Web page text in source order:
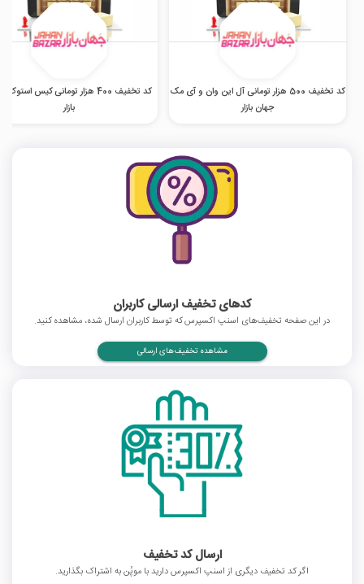
کد تخفیف 500 هزار تومانی آل این وان و آی مک
جهان بازار
کد تخفیف 400 هزار تومانی کیس
بازار
کدهای تخفیف ارسالی کاربران
در این صفحه تخفیف‌های اسنپ اکسپرس که توسط کاربران ارسال شده، مشاهده کنید.
مشاهده تخفیف‌های ارسالی
ارسال کد تخفیف
اگر کد تخفیف دیگری از اسنپ اکسپرس دارید با موپُن به اشتراک بگذارید.